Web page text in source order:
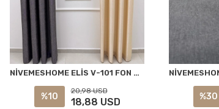
NİVEMESHOME ELİS V-101 FON PERDE 1/3 SIK PİLELİ PERDE APM
%10
20,98 USD
18,88 USD %30